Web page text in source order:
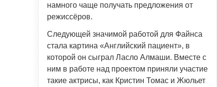
намного чаще получать предложения от
режиссёров.
Следующей значимой работой для Файнса
стала картина «Английский пациент», в
которой он сыграл Ласло Алмаши. Вместе с
ним в работе над проектом приняли участие
такие актрисы, как Кристин Томас и Жюльет